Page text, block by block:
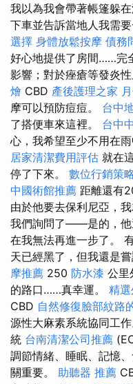
我以為我會帶著帳篷躲
下車並告訴當地人我需
選擇 身體放鬆按摩 債務
好心地提供了房間……完
影響；對於痤瘡等發炎
燴 CBD 產後護理之家
摩可以預防痘痘。 台中
了搭便車來這裡。 台中
心，我希望至少不用在
居家清潔費用評估 就在
停了下來。 數位行銷策
中國術館推薦 距離還有
由於他要去保利尼亞，
我們詢問了——是的，
在我無法再進一步了。
天已經黑了，但我還是
摩推薦 250 防水漆 公里
的路口……真幸運。 精
CBD 自然修復臉部紋路
源性大麻素系統協同工作
統 台南清潔公司推薦
調節情緒、睡眠、記憶
關重要。 助聽器 推薦